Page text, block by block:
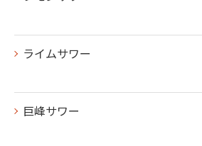
ライムサワー
巨峰サワー